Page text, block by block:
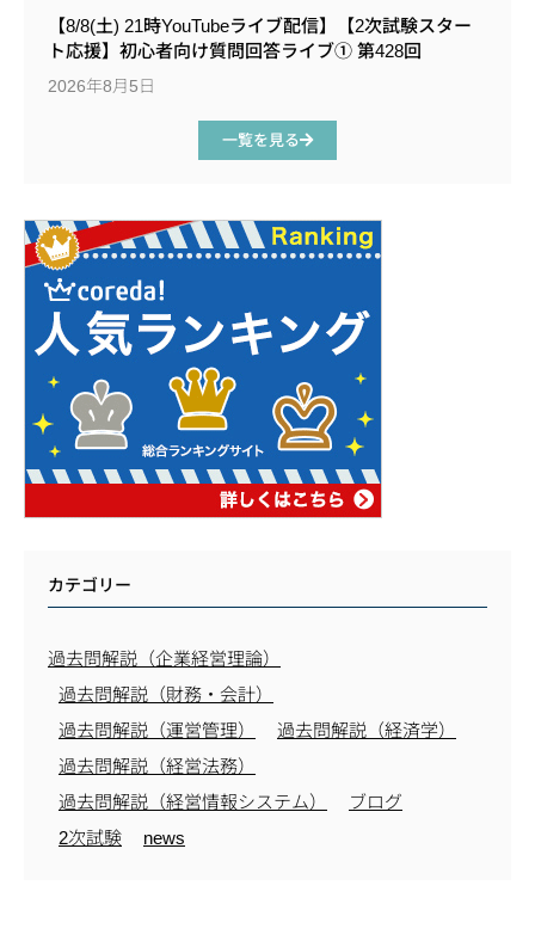
【8/8(土) 21時YouTubeライブ配信】【2次試験スター
ト応援】初心者向け質問回答ライブ① 第428回
2026年8月5日
一覧を見る
カテゴリー
過去問解説（企業経営理論）
過去問解説（財務・会計）
過去問解説（運営管理）
過去問解説（経済学）
過去問解説（経営法務）
過去問解説（経営情報システム）
ブログ
2次試験
news